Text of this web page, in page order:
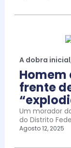
A dobra inicial
frente
Um morador
do Distrito
Agosto 12, 2025